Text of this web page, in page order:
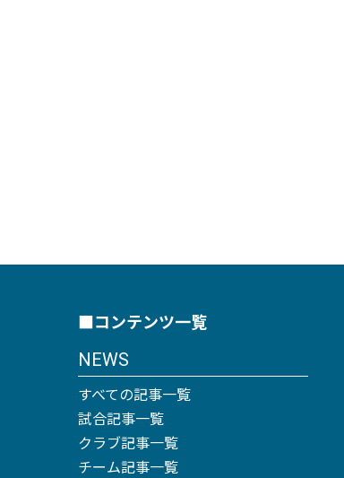
■コンテンツ一覧
NEWS
すべての記事一覧
試合記事一覧
クラブ記事一覧
チーム記事一覧